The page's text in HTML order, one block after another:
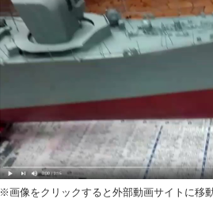
※画像をクリックすると外部動画サイトに移